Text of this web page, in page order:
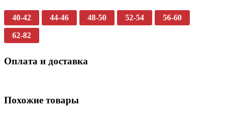
40-42 44-46 48-50 52-54 56-60
62-82
Оплата и доставка
Похожие товары